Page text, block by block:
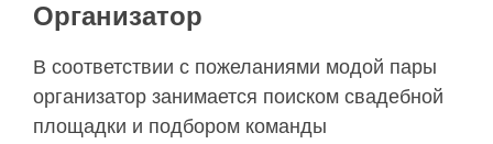
Организатор
В соответствии с пожеланиями модой пары
организатор занимается поиском свадебной
площадки и подбором команды